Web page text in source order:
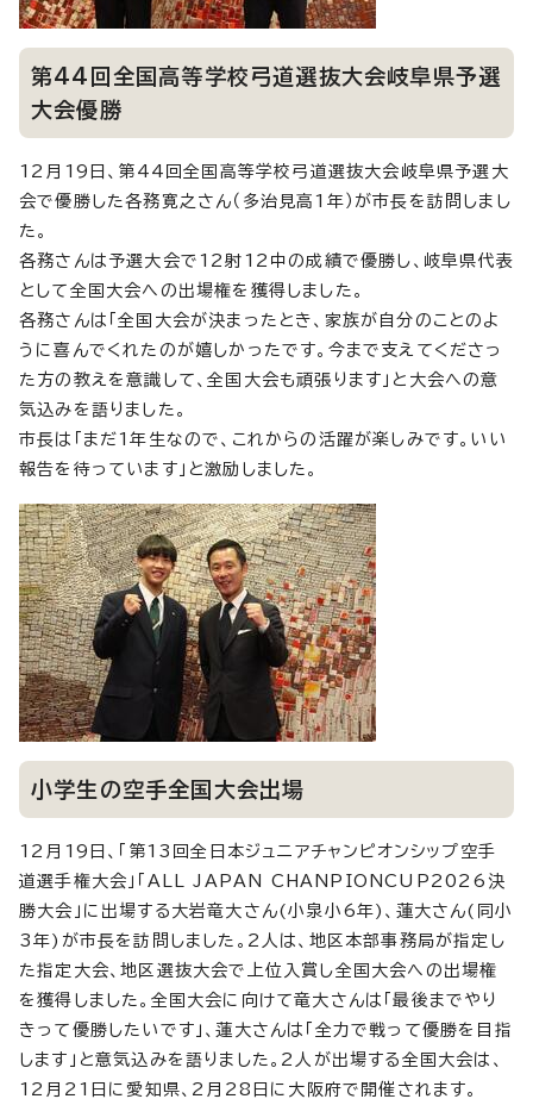
第44回全国高等学校弓道選抜大会岐阜県予選
大会優勝
12月19日、第44回全国高等学校弓道選抜大会岐阜県予選大
会で優勝した各務寛之さん（多治見高1年）が市長を訪問しまし
た。
各務さんは予選大会で12射12中の成績で優勝し、岐阜県代表
として全国大会への出場権を獲得しました。
各務さんは「全国大会が決まったとき、家族が自分のことのよ
うに喜んでくれたのが嬉しかったです。今まで支えてくださっ
た方の教えを意識して、全国大会も頑張ります」と大会への意
気込みを語りました。
市長は「まだ1年生なので、これからの活躍が楽しみです。いい
報告を待っています」と激励しました。
小学生の空手全国大会出場
12月19日、「第13回全日本ジュニアチャンピオンシップ空手
道選手権大会」「ALL JAPAN CHANPIONCUP2026決
勝大会」に出場する大岩竜大さん(小泉小6年)、蓮大さん(同小
3年)が市長を訪問しました。2人は、地区本部事務局が指定し
た指定大会、地区選抜大会で上位入賞し全国大会への出場権
を獲得しました。全国大会に向けて竜大さんは「最後までやり
きって優勝したいです」、蓮大さんは「全力で戦って優勝を目指
します」と意気込みを語りました。2人が出場する全国大会は、
12月21日に愛知県、2月28日に大阪府で開催されます。